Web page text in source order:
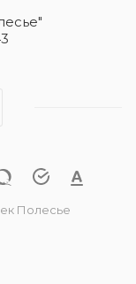
Полесье